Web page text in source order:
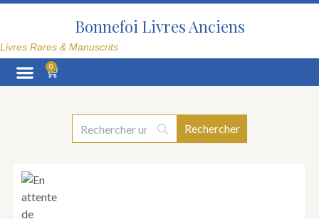
Aller
Bonnefoi Livres Anciens
Livres Rares & Manuscrits
0
Panier